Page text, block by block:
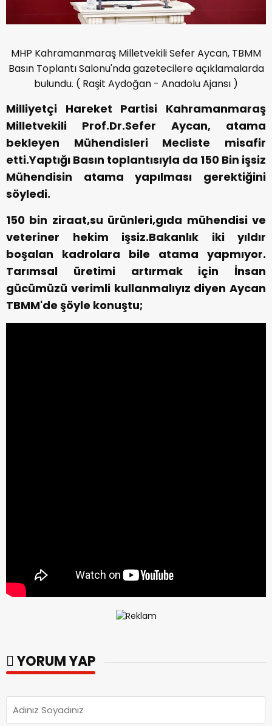
MHP Kahramanmaraş Milletvekili Sefer Aycan, TBMM
Basın Toplantı Salonu'nda gazetecilere açıklamalarda
bulundu. ( Raşit Aydoğan - Anadolu Ajansı )
Milliyetçi Hareket Partisi Kahramanmaraş
Milletvekili Prof.Dr.Sefer Aycan, atama
bekleyen Mühendisleri Mecliste misafir
etti.Yaptığı Basın toplantısıyla da 150 Bin işsiz
Mühendisin atama yapılması gerektiğini
söyledi.
150 bin ziraat,su ürünleri,gıda mühendisi ve
veteriner hekim işsiz.Bakanlık iki yıldır
boşalan kadrolara bile atama yapmıyor.
Tarımsal üretimi artırmak için İnsan
gücümüzü verimli kullanmalıyız diyen Aycan
TBMM'de şöyle konuştu;
YORUM YAP